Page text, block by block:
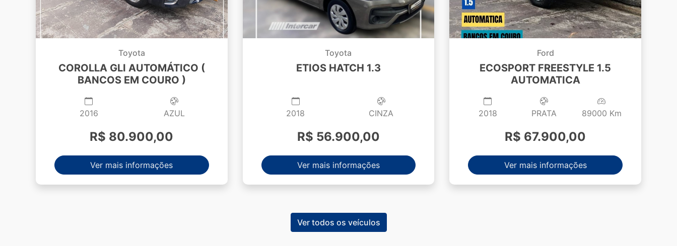
Toyota
COROLLA GLI AUTOMÁTICO (
BANCOS EM COURO )
2016 AZUL
R$ 80.900,00
Ver mais informações
Toyota
ETIOS HATCH 1.3
2018 CINZA
R$ 56.900,00
Ver mais informações
Ford
ECOSPORT FREESTYLE 1.5
AUTOMATICA
2018 PRATA 89000 Km
R$ 67.900,00
Ver mais informações
Ver todos os veículos